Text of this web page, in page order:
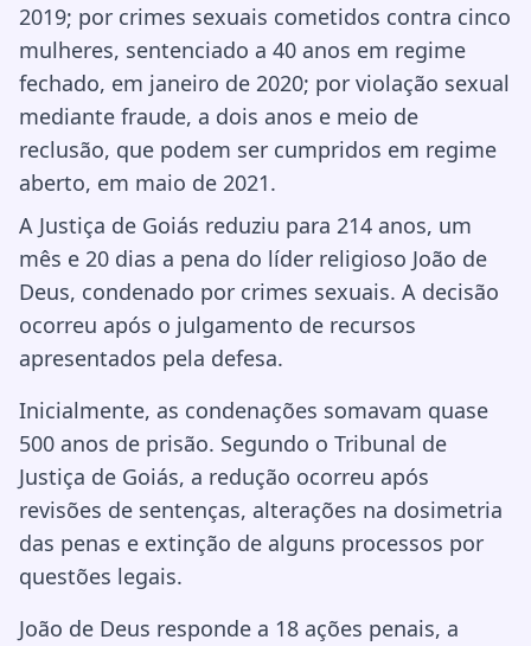
2019; por crimes sexuais cometidos contra cinco
mulheres, sentenciado a 40 anos em regime
fechado, em janeiro de 2020; por violação sexual
mediante fraude, a dois anos e meio de
reclusão, que podem ser cumpridos em regime
aberto, em maio de 2021.
A Justiça de Goiás reduziu para 214 anos, um
mês e 20 dias a pena do líder religioso João de
Deus, condenado por crimes sexuais. A decisão
ocorreu após o julgamento de recursos
apresentados pela defesa.
Inicialmente, as condenações somavam quase
500 anos de prisão. Segundo o Tribunal de
Justiça de Goiás, a redução ocorreu após
revisões de sentenças, alterações na dosimetria
das penas e extinção de alguns processos por
questões legais.
João de Deus responde a 18 ações penais, a